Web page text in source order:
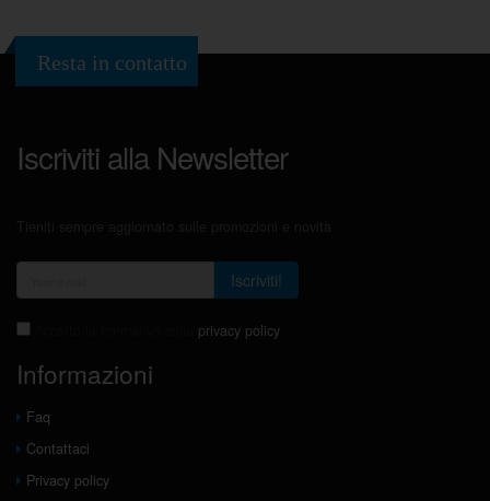
Resta in contatto
Iscriviti alla Newsletter
Iscriviti!
privacy policy
Informazioni
Faq
Contattaci
Privacy policy